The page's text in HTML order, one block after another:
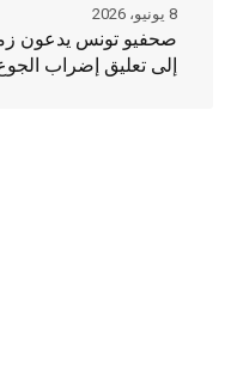
صحفيو تونس يدعون
إلى تعليق إضراب
8 يونيو، 2026